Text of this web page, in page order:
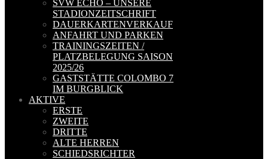
SVW ECHO – UNSERE
STADIONZEITSCHRIFT
DAUERKARTENVERKAUF
ANFAHRT UND PARKEN
TRAININGSZEITEN /
PLATZBELEGUNG SAISON
2025/26
GASTSTÄTTE COLOMBO 7
IM BURGBLICK
AKTIVE
ERSTE
ZWEITE
DRITTE
ALTE HERREN
SCHIEDSRICHTER